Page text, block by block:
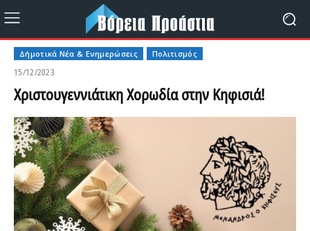
Δήμοτικά Νέα & Ενημερώσεις Πολιτισμός
15/12/2023
Χριστουγεννιάτικη Χορωδία στην Κηφισιά!